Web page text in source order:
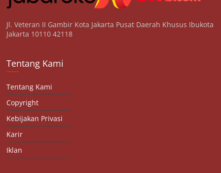
Jl. Veteran II Gambir Kota Jakarta Pusat Daerah Khusus Ibukota
Jakarta 10110 42118
Tentang Kami
Tentang Kami
Copyright
Kebijakan Privasi
Karir
Iklan